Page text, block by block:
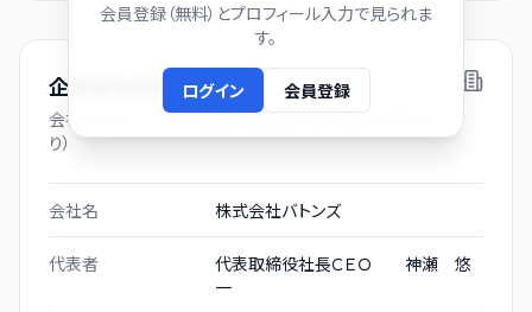
会員登録（無料）とプロフィール入力で見られま
す。
ログイン 会員登録
企業基本情報
会社プロフィール（有価証券報告書および gBizINFO よ
り）
会社名 株式会社バトンズ
代表者
代表取締役社長ＣＥＯ 神瀬 悠
一